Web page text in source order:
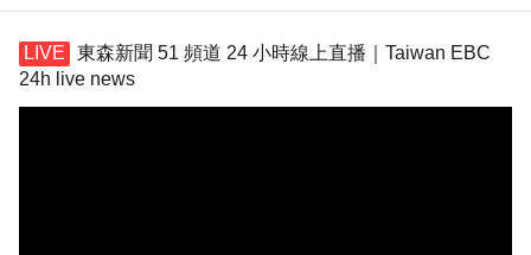
東森新聞 51 頻道 24 小時線上直播｜Taiwan EBC
24h live news